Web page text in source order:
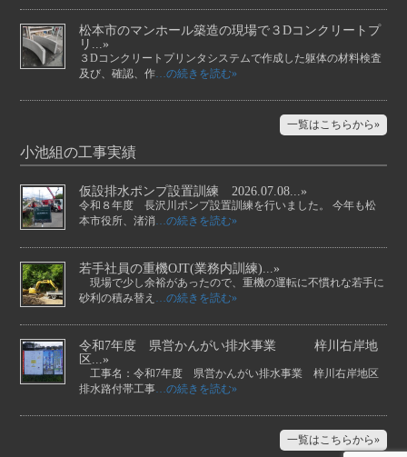
松本市のマンホール築造の現場で３Dコンクリートプ
リ...»
３Dコンクリートプリンタシステムで作成した躯体の材料検査
及び、確認、作…の続きを読む»
一覧はこちらから»
小池組の工事実績
仮設排水ポンプ設置訓練 2026.07.08...»
令和８年度 長沢川ポンプ設置訓練を行いました。 今年も松
本市役所、渚消…の続きを読む»
若手社員の重機OJT(業務内訓練)...»
現場で少し余裕があったので、重機の運転に不慣れな若手に
砂利の積み替え …の続きを読む»
令和7年度 県営かんがい排水事業 梓川右岸地
区...»
工事名：令和7年度 県営かんがい排水事業 梓川右岸地区
排水路付帯工事…の続きを読む»
一覧はこちらから»